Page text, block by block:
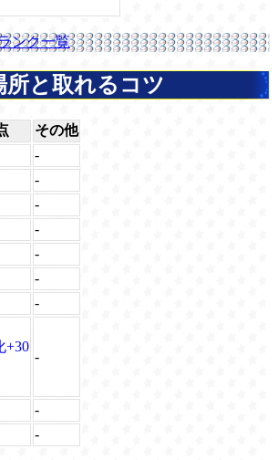
ンク一覧
所と取れるコツ
その他
-
-
-
-
-
-
-
+30
-
-
-